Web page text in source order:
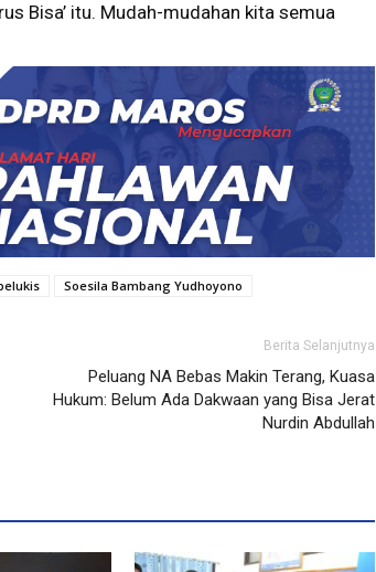
Bisa’ itu. Mudah-mudahan kita semua
Soesila Bambang Yudhoyono
Berita Selanjutnya
Peluang NA Bebas Makin Terang, Kuasa
Hukum: Belum Ada Dakwaan yang Bisa Jerat
Nurdin Abdullah